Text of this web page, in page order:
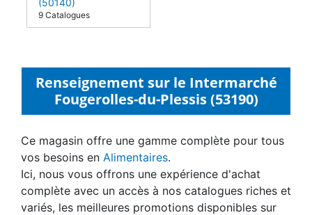
9 Catalogues
Renseignement sur le Intermarché
Fougerolles-du-Plessis (53190)
Ce magasin offre une gamme complète pour tous
vos besoins en Alimentaires.
Ici, nous vous offrons une expérience d'achat
complète avec un accès à nos catalogues riches et
variés, les meilleures promotions disponibles sur